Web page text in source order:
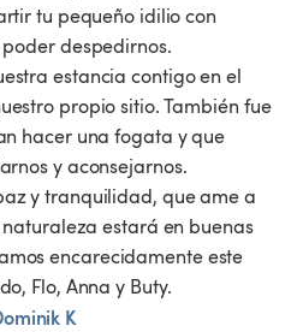
tu pequeño idilio con
despedirnos.
estancia contigo en el
propio sitio. También fue
hacer una fogata y que
y aconsejarnos.
y tranquilidad, que ame a
estará en buenas
encarecidamente este
Flo, Anna y Buty.
K